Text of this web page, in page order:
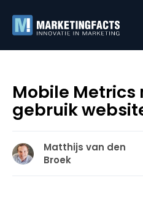
Mobile
gebruik
Matthijs van den
Broek